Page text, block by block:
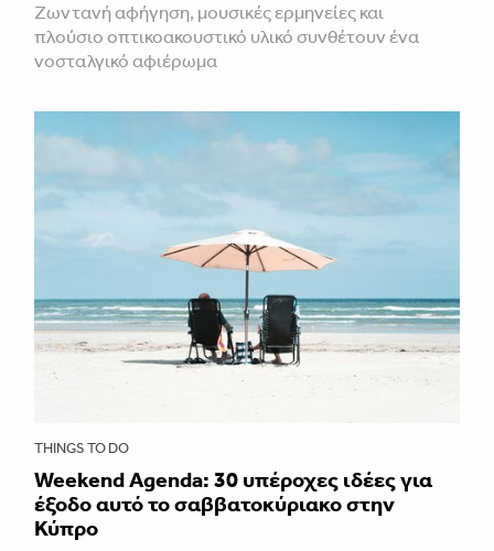
Ζωντανή αφήγηση, μουσικές ερμηνείες και
πλούσιο οπτικοακουστικό υλικό συνθέτουν ένα
νοσταλγικό αφιέρωμα
THINGS TO DO
Weekend Agenda: 30 υπέροχες ιδέες για
έξοδο αυτό το σαββατοκύριακο στην
Κύπρο